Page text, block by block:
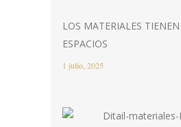
LOS MATERIALES TIENEN
ESPACIOS
1 julio, 2025